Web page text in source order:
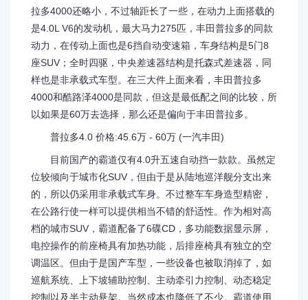
拉多4000还略小，不过轴距长了一些，在动力上面搭载的
是4.0L V6的发动机，最大马力275匹，丰田普拉多的同款
动力，在传动上面也是6挡自动变速箱，车身结构是5门8
座SUV；全时四驱，中央差速器结构是托森式差速器，同
样也是非承载式车型。在三大件上面来看，丰田普拉多
4000和酷路泽4000是同款，但这是最低配之间的比较，所
以如果是60万去选择，那么还是偏向于丰田普拉多。
普拉多4.0 价格:45.6万 - 60万 (一汽丰田)
目前国产的霸道仅有4.0升五速自动挡一款款。虽然定
位较倾向于城市化SUV，但由于是从陆地巡洋舰分支出来
的，所以仍采用非承载式车身。不过整车车身造型精密，
在公路行使一样可以提供相当不错的舒适性。作为相对高
档的城市SUV，霸道配备了6碟CD，多功能数据显示屏，
电控操作的前座椅具有加热功能，后排座椅具有独立的空
调温区。但由于是国产车型，一些设备也被取消掉了，如
巡航系统、上下坡辅助控制、主动牵引力控制、动态稳定
控制以及半主动悬架。当然成本也降低了不少。霸道使用